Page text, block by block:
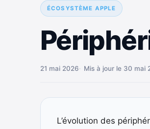
ÉCOSYSTÈME APPLE
21 mai 2026 Mis à jour le 30 mai
L’évolution des